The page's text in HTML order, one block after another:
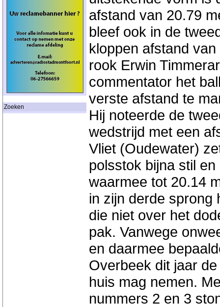
Zoeken
afstand van 20.79
bleef ook in de
kloppen afstand
rook Erwin
commentator het
verste afstand te
Hij noteerde de
wedstrijd met een
Vliet (Oudewater)
polsstok bijna stil
waarmee tot 20.14
in zijn derde sprong
die niet over het
pak. Vanwege
en daarmee
Overbeek dit jaar
huis mag nemen.
nummers 2 en 3